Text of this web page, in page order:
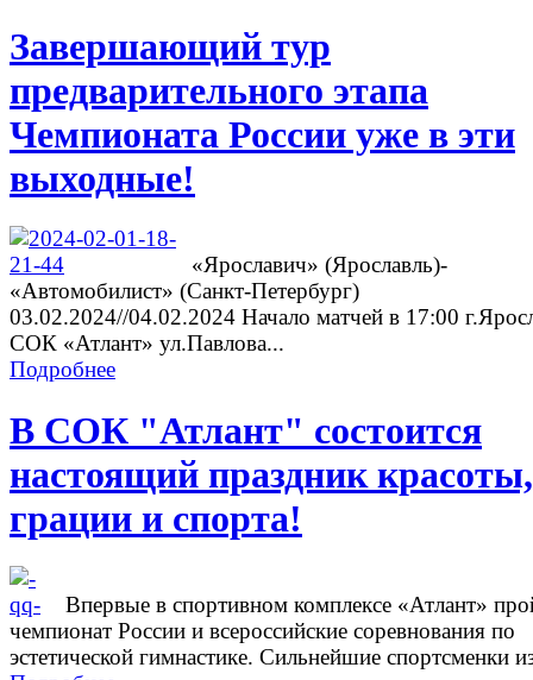
Завершающий тур
предварительного этапа
Чемпионата России уже в эти
выходные!
«Ярославич» (Ярославль)-
«Автомобилист» (Санкт-Петербург)
03.02.2024//04.02.2024 Начало матчей в 17:00
СОК «Атлант» ул.Павлова...
Подробнее
В СОК "Атлант" состоится
настоящий праздник красоты,
грации и спорта!
Впервые в спортивном комплексе «Атлант»
чемпионат России и всероссийские соревнования по
эстетической гимнастике. Сильнейшие спортсменки